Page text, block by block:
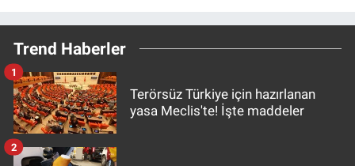
Trend Haberler
Terörsüz Türkiye için hazırlanan
yasa Meclis'te! İşte maddeler
1
2